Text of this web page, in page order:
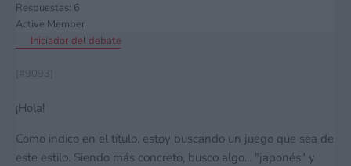
Respuestas: 6
Active Member
Iniciador del debate
[#9093]
¡Hola!
Como indico en el título, estoy buscando un juego que sea de
este estilo. Siendo más concreto, busco algo... "japonés" y